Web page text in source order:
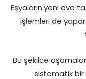
Eşyaların yeni eve
işlemleri de
Bu şekilde
sistematik bir